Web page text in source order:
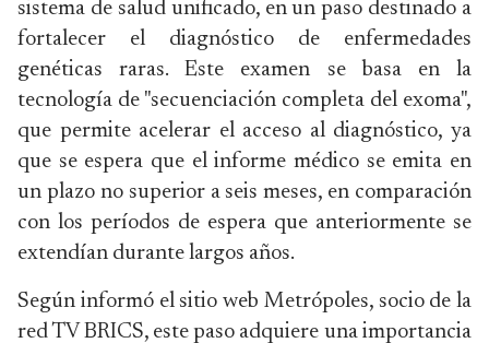
sistema de salud unificado, en un paso destinado a
fortalecer el diagnóstico de enfermedades
genéticas raras. Este examen se basa en la
tecnología de "secuenciación completa del exoma",
que permite acelerar el acceso al diagnóstico, ya
que se espera que el informe médico se emita en
un plazo no superior a seis meses, en comparación
con los períodos de espera que anteriormente se
extendían durante largos años.
Según informó el sitio web Metrópoles, socio de la
red TV BRICS, este paso adquiere una importancia